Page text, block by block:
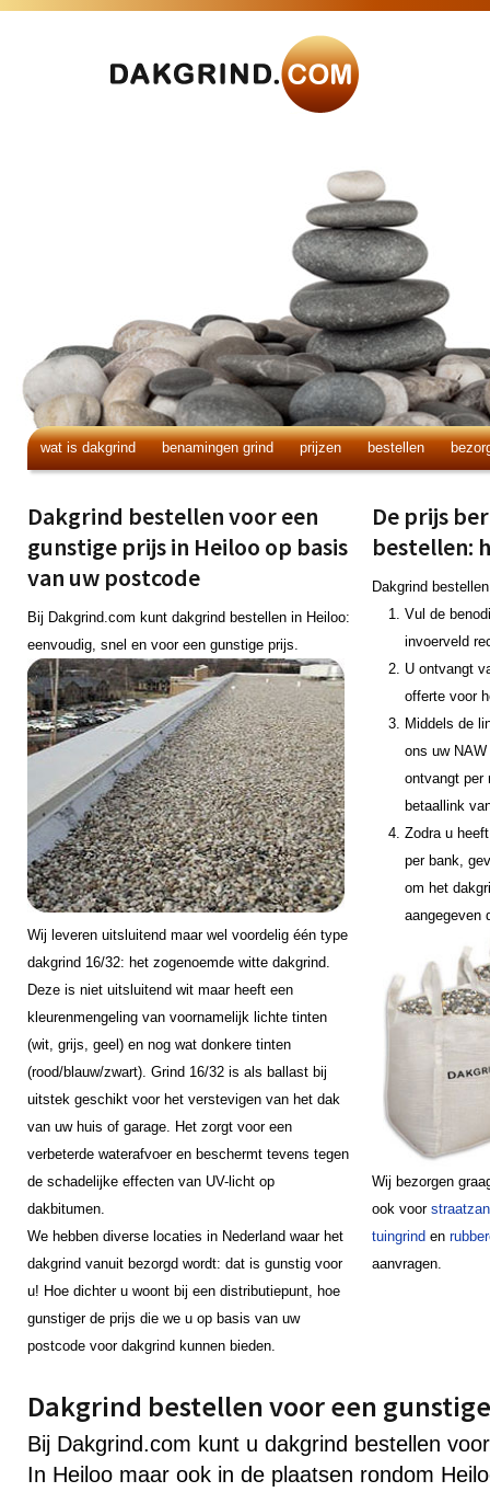
wat is dakgrind benamingen grind prijzen bestellen
Dakgrind bestellen voor een
gunstige prijs in Heiloo op basis
van uw postcode
Bij Dakgrind.com kunt dakgrind bestellen in Heiloo:
eenvoudig, snel en voor een gunstige prijs.
Wij leveren uitsluitend maar wel voordelig één type
dakgrind 16/32: het zogenoemde witte dakgrind.
Deze is niet uitsluitend wit maar heeft een
kleurenmengeling van voornamelijk lichte tinten
(wit, grijs, geel) en nog wat donkere tinten
(rood/blauw/zwart). Grind 16/32 is als ballast bij
uitstek geschikt voor het verstevigen van het dak
van uw huis of garage. Het zorgt voor een
verbeterde waterafvoer en beschermt tevens tegen
de schadelijke effecten van UV-licht op
dakbitumen.
We hebben diverse locaties in Nederland waar het
dakgrind vanuit bezorgd wordt: dat is gunstig voor
u! Hoe dichter u woont bij een distributiepunt, hoe
gunstiger de prijs die we u op basis van uw
postcode voor dakgrind kunnen bieden.
De prijs
bestellen:
Dakgrind
Vul de
invoerveld
U ontvangt
offerte voor
Middels de
ons uw
ontvangt per
betaallink
Zodra u
per bank,
om het
aangegeven
Wij bezorgen
ook voor
tuingrind en
aanvragen.
Dakgrind bestellen voor een
Bij Dakgrind.com kunt u dakgrind bestellen
In Heiloo maar ook in de plaatsen rondom